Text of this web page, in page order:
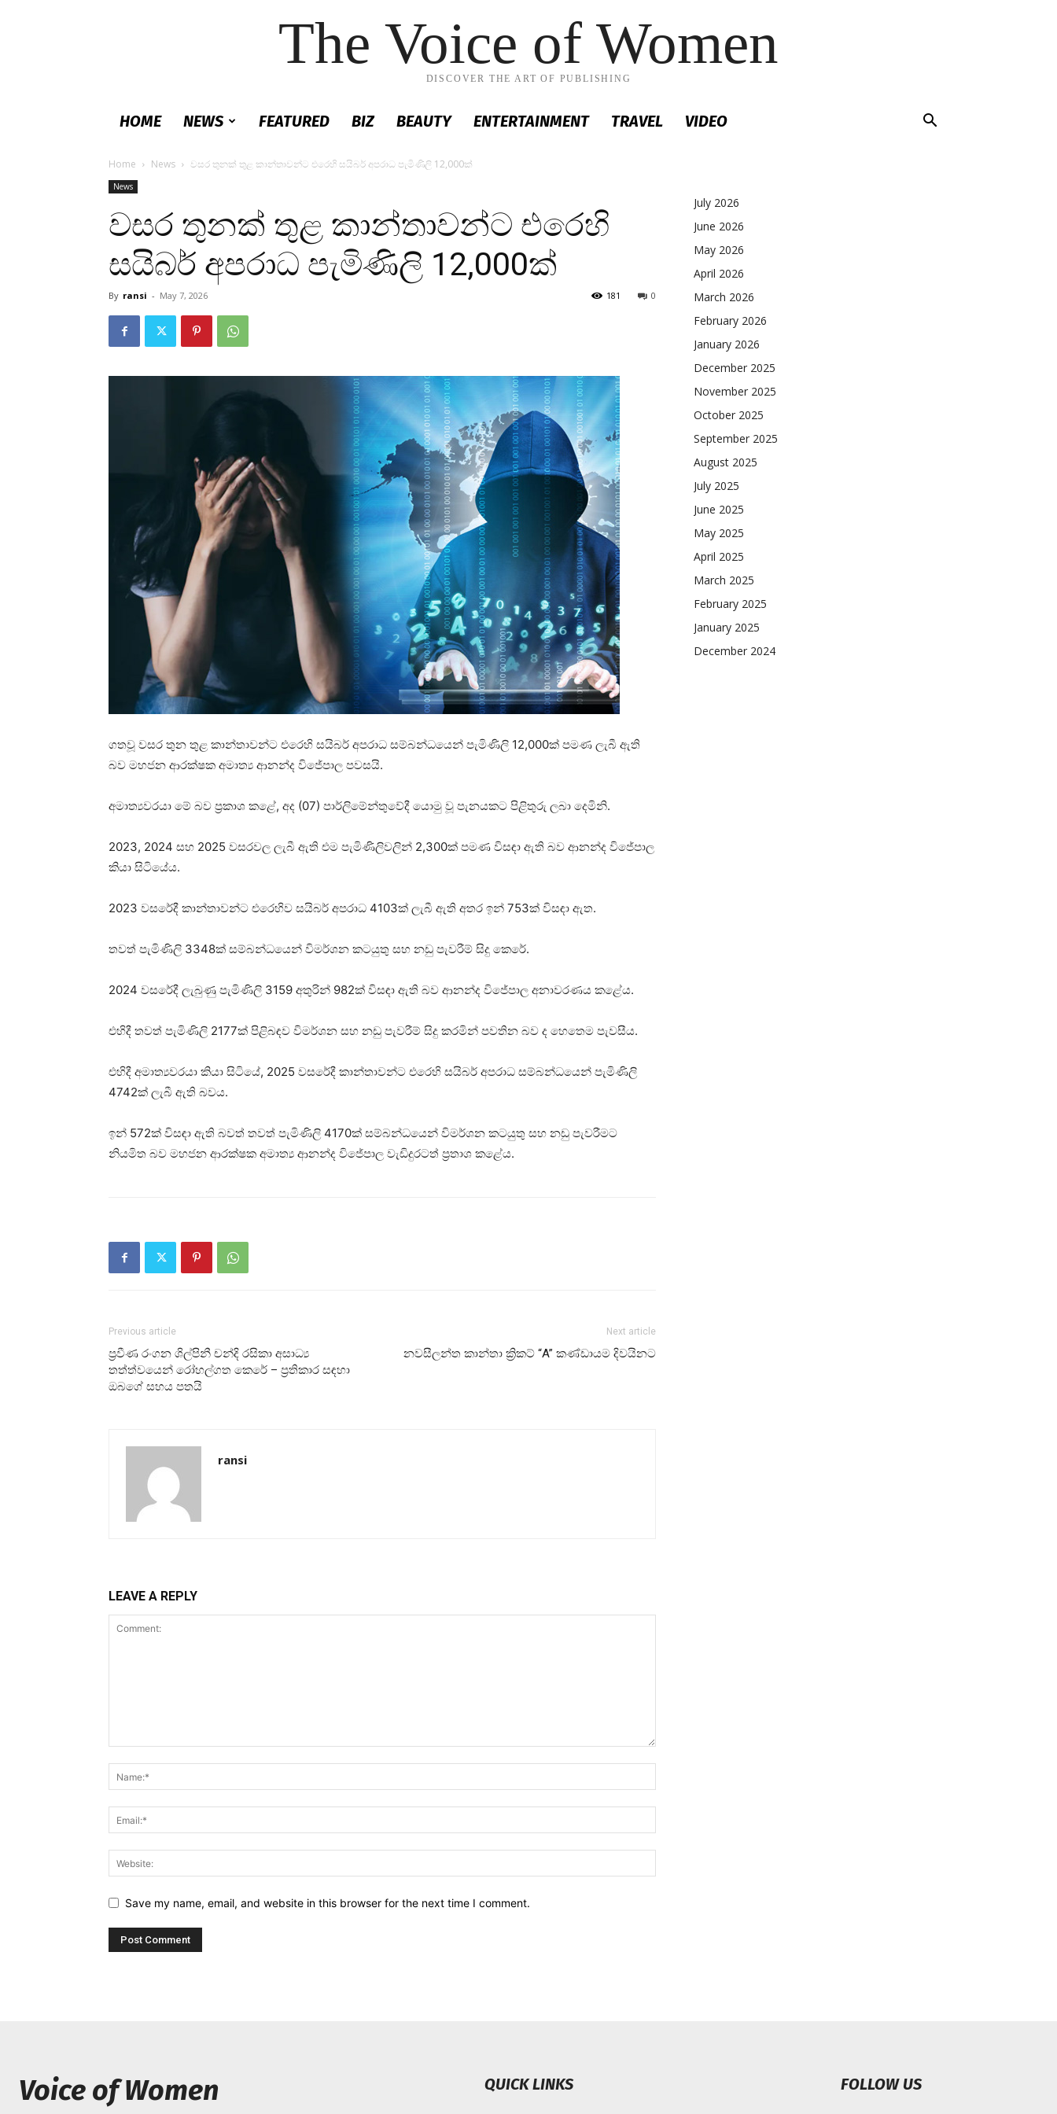
The Voice of Women
DISCOVER THE ART OF PUBLISHING
HOME NEWS FEATURED BIZ BEAUTY ENTERTAINMENT TRAVEL VIDEO
Home News වසර තුනක් තුළ කාන්තාවන්ට එරෙහි සයිබර් අපරාධ පැමිණිලි 12,000ක්
News
වසර තුනක් තුළ කාන්තාවන්ට එරෙහි
සයිබර් අපරාධ පැමිණිලි 12,000ක්
By ransi - May 7, 2026 0
181
ගතවූ වසර තුන තුළ කාන්තාවන්ට එරෙහි සයිබර් අපරාධ සම්බන්ධයෙන් පැමිණිලි 12,000ක් පමණ ලැබී ඇති
බව මහජන ආරක්ෂක අමාත්‍ය ආනන්ද විජේපාල පවසයි.
අමාත්‍යවරයා මේ බව ප්‍රකාශ කළේ, අද (07) පාර්ලිමේන්තුවේදී යොමු වූ පැනයකට පිළිතුරු ලබා දෙමිනි.
2023, 2024 සහ 2025 වසරවල ලැබී ඇති එම පැමිණිලිවලින් 2,300ක් පමණ විසඳා ඇති බව ආනන්ද විජේපාල
කියා සිටියේය.
2023 වසරේදී කාන්තාවන්ට එරෙහිව සයිබර් අපරාධ 4103ක් ලැබී ඇති අතර ඉන් 753ක් විසඳා ඇත.
තවත් පැමිණිලි 3348ක් සම්බන්ධයෙන් විමර්ශන කටයුතු සහ නඩු පැවරීම් සිදු කෙරේ.
2024 වසරේදී ලැබුණු පැමිණිලි 3159 අතුරින් 982ක් විසඳා ඇති බව ආනන්ද විජේපාල අනාවරණය කළේය‍.
එහිදී තවත් පැමිණිලි 2177ක් පිළිබඳව විමර්ශන සහ නඩු පැවරීම් සිදු කරමින් පවතින බව ද හෙතෙම පැවසීය.
එහිදී අමාත්‍යවරයා කියා සිටියේ, 2025 වසරේදී කාන්තාවන්ට එරෙහි සයිබර් අපරාධ සම්බන්ධයෙන් පැමිණිලි
4742ක් ලැබී ඇති බවය.
ඉන් 572ක් විසඳා ඇති බවත් තවත් පැමිණිලි 4170ක් සම්බන්ධයෙන් විමර්ශන කටයුතු සහ නඩු පැවරීමට
නියමිත බව මහජන ආරක්ෂක අමාත්‍ය ආනන්ද විජේපාල වැඩිදුරටත් ප්‍රතාශ කළේය.
Previous article
ප්‍රවීණ රංගන ශිල්පිනී චන්දි රසිකා අසාධ්‍ය
තත්ත්වයෙන් රෝහල්ගත කෙරේ – ප්‍රතිකාර සඳහා
ඔබගේ සහය පතයි
Next article
නවසීලන්ත කාන්තා ක්‍රිකට් “A” කණ්ඩායම දිවයිනට
ransi
LEAVE A REPLY
Save my name, email, and website in this browser for the next time I comment.
July 2026
June 2026
May 2026
April 2026
March 2026
February 2026
January 2026
December 2025
November 2025
October 2025
September 2025
August 2025
July 2025
June 2025
May 2025
April 2025
March 2025
February 2025
January 2025
December 2024
Voice of Women QUICK LINKS FOLLOW US